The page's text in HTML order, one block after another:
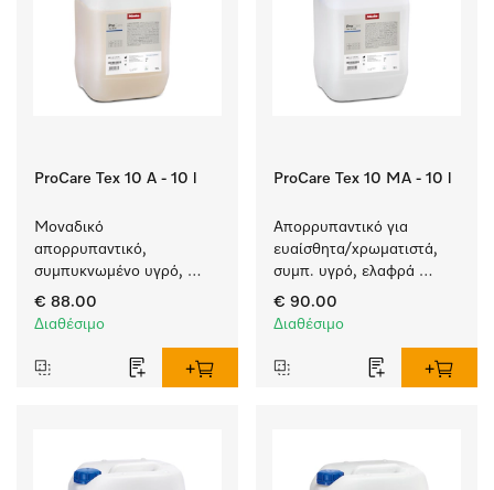
ProCare Tex 10 A - 10 l
Μοναδικό
απορρυπαντικό,
συμπυκνωμένο υγρό,
αλκαλικό, 10 l για πλύση
λευκών και χρωματιστών
€ 88.00
Διαθέσιμο
ProCare Tex 10 MA - 10 l
Απορρυπαντικό για
ευαίσθητα/χρωματιστά,
συμπ. υγρό, ελαφρά
αλκαλικό, 10 l για το
πλύσιμο χρωματιστών
ευαίσθητων υφασμάτων.
€ 90.00
Διαθέσιμο